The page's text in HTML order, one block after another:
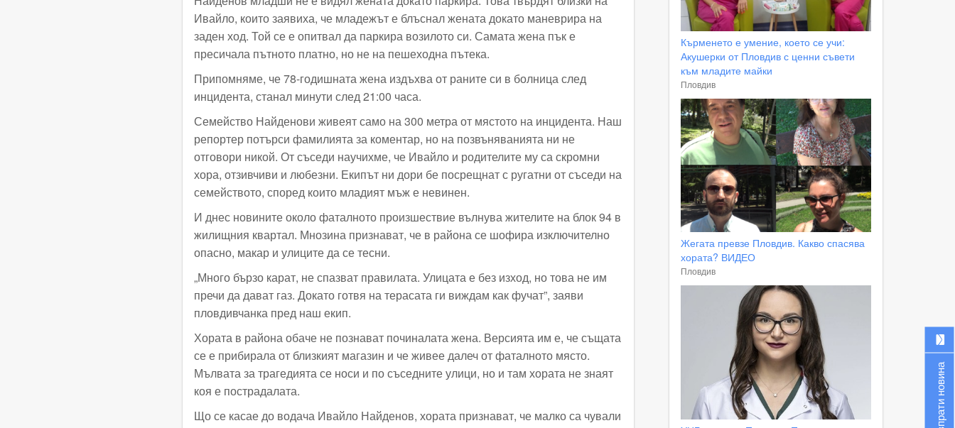
Ивайло, които заявиха, че младежът е блъснал жената докато маневрира на
заден ход. Той се е опитвал да паркира возилото си. Самата жена пък е
пресичала пътното платно, но не на пешеходна пътека.
Припомняме, че 78-годишната жена издъхва от раните си в болница след
инцидента, станал минути след 21:00 часа.
Семейство Найденови живеят само на 300 метра от мястото на инцидента. Наш
репортер потърси фамилията за коментар, но на позвъняванията ни не
отговори никой. От съседи научихме, че Ивайло и родителите му са скромни
хора, отзивчиви и любезни. Екипът ни дори бе посрещнат с ругатни от съседи на
семейството, според които младият мъж е невинен.
И днес новините около фаталното произшествие вълнува жителите на блок 94 в
жилищния квартал. Мнозина признават, че в района се шофира изключително
опасно, макар и улиците да се тесни.
„Много бързо карат, не спазват правилата. Улицата е без изход, но това не им
пречи да дават газ. Докато готвя на терасата ги виждам как фучат”, заяви
пловдивчанка пред наш екип.
Хората в района обаче не познават починалата жена. Версията им е, че същата
се е прибирала от близкият магазин и че живее далеч от фаталното място.
Мълвата за трагедията се носи и по съседните улици, но и там хората не знаят
коя е пострадалата.
Що се касае до водача Ивайло Найденов, хората признават, че малко са чували
Кърменето е умение, което се учи:
Акушерки от Пловдив с ценни съвети
към младите майки
Пловдив
Жегата превзе Пловдив. Какво спасява
хората? ВИДЕО
Пловдив
Изпрати новина